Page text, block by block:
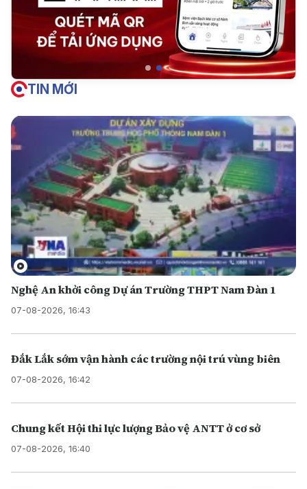
TIN MỚI
Nghệ An khởi công Dự án Trường THPT Nam Đàn 1
07-08-2026, 16:43
Đắk Lắk sớm vận hành các trường nội trú vùng biên
07-08-2026, 16:42
Chung kết Hội thi lực lượng Bảo vệ ANTT ở cơ sở
07-08-2026, 16:40